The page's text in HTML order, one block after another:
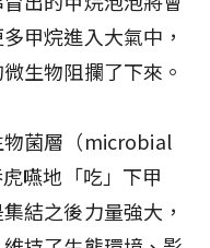
甲烷進入大氣中，
生物阻攔了下來。
物菌層（microbial
嚥地「吃」下甲
結之後力量強大，